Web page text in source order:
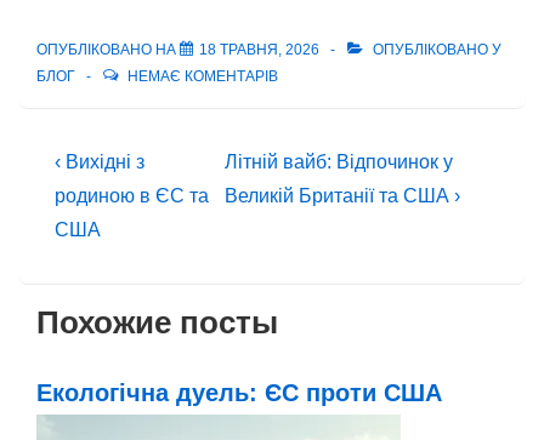
ОПУБЛІКОВАНО НА 18 ТРАВНЯ, 2026
ОПУБЛІКОВАНО У
БЛОГ
НЕМАЄ КОМЕНТАРІВ
Навігація
записів
Попередній
запис
‹ Вихідні з
родиною в ЄС та
США
Наступний
запис
Літній вайб: Відпочинок у
Великій Британії та США ›
Похожие посты
Екологічна дуель: ЄС проти США